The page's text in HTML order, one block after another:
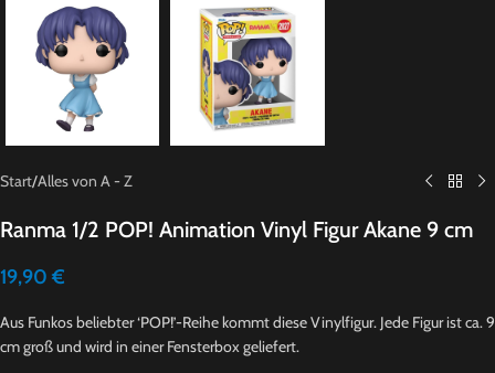
Start/Alles von A - Z
Ranma 1/2 POP! Animation Vinyl Figur Akane 9 cm
19,90 €
Aus Funkos beliebter ‘POP!’-Reihe kommt diese Vinylfigur. Jede Figur ist ca. 9
cm groß und wird in einer Fensterbox geliefert.